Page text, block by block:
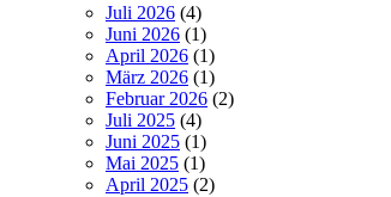
Juli 2026 (4)
Juni 2026 (1)
April 2026 (1)
März 2026 (1)
Februar 2026 (2)
Juli 2025 (4)
Juni 2025 (1)
Mai 2025 (1)
April 2025 (2)